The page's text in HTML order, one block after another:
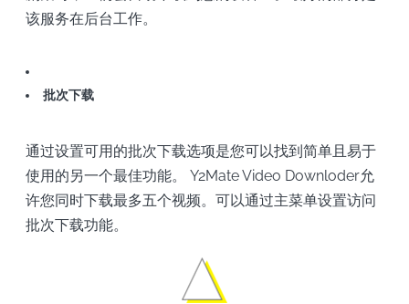
该服务在后台工作。
批次下载
通过设置可用的批次下载选项是您可以找到简单且易于
使用的另一个最佳功能。 Y2Mate Video Downloder允
许您同时下载最多五个视频。可以通过主菜单设置访问
批次下载功能。